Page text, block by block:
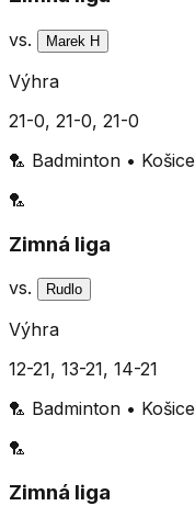
vs. Marek H
Výhra
21-0, 21-0, 21-0
🏸 Badminton • Košice
🏸
Zimná liga
vs. Rudlo
Výhra
12-21, 13-21, 14-21
🏸 Badminton • Košice
🏸
Zimná liga